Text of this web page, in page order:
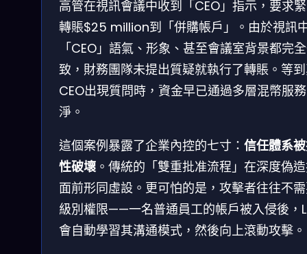
高管在視訊會議中收到「CEO」指示，要求
轉賬$25 million到「併購帳戶」。由於視訊
「CEO」語氣、形象、甚至會議室背景都完
致，財務團隊未提出質疑就執行了轉賬。等
CEO出現質問時，資金早已通過多層混幣服
淨。
這個案例暴露了企業內控的七寸： 信任體系
性破壞 。傳統的「雙重批准流程」在深度偽
面前形同虛設。更可怕的是，攻擊者往往不
級別權限——一名普通員工的帳戶被入侵後，
會自動學習其溝通模式，然後向上滾動攻擊。